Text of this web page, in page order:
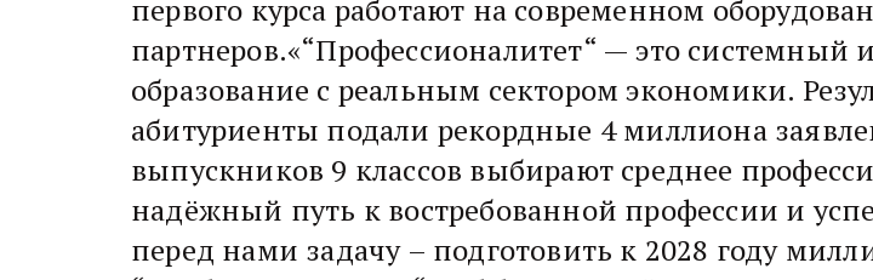
первого курса работают на современном
партнеров.«“Профессионалитет“ — это
образование с реальным сектором экономики.
абитуриенты подали рекордные 4 миллиона
выпускников 9 классов выбирают среднее
надёжный путь к востребованной профессии и
перед нами задачу – подготовить к 2028 году